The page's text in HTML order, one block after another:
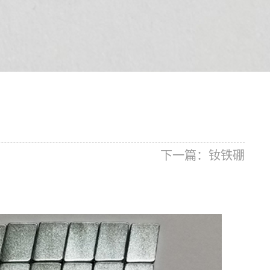
下一篇： 钕铁硼